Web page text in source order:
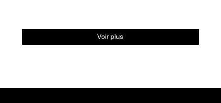
Voir plus